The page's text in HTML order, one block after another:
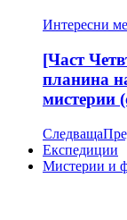
Интересни
[Част
планина
мистерии
Следваща
Експедиции
Мистерии и